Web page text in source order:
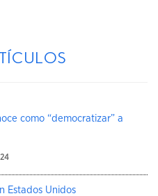
como “democratizar” a
Estados Unidos